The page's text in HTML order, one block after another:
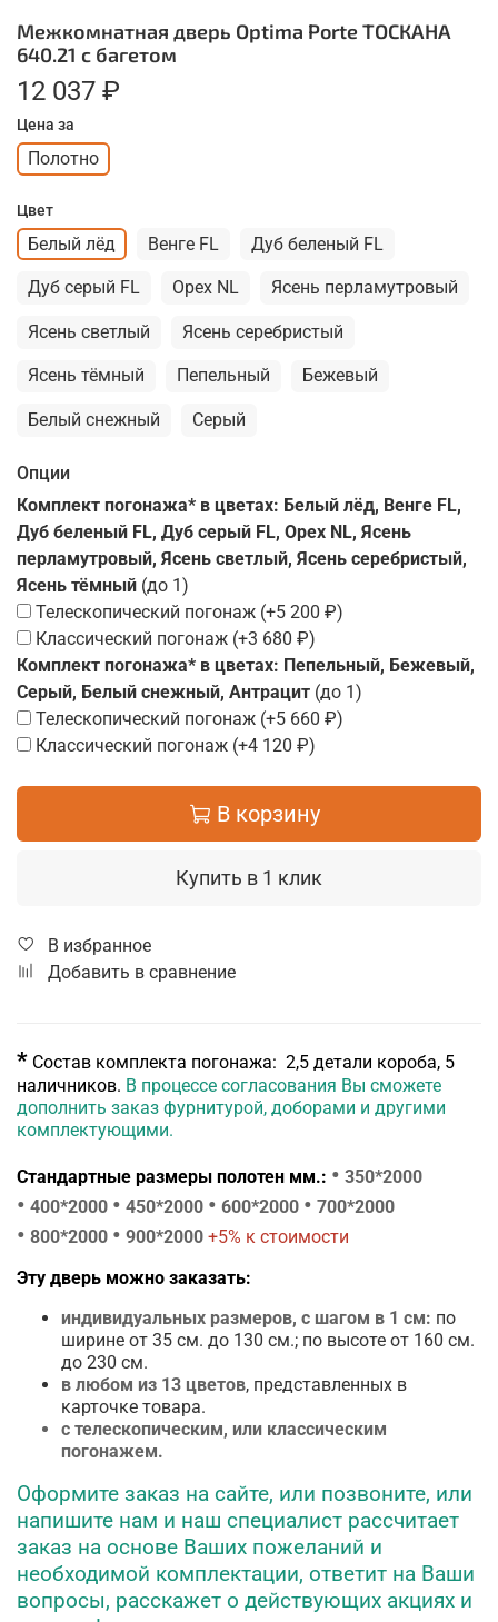
Межкомнатная дверь Optima Porte ТОСКАНА
640.21 с багетом
12 037 ₽
Цена за
Полотно
Цвет
Белый лёд Венге FL Дуб беленый FL
Дуб серый FL Орех NL Ясень перламутровый
Ясень светлый Ясень серебристый
Ясень тёмный Пепельный Бежевый
Белый снежный Серый
Опции
Комплект погонажа* в цветах: Белый лёд, Венге FL,
Дуб беленый FL, Дуб серый FL, Орех NL, Ясень
перламутровый, Ясень светлый, Ясень серебристый,
Ясень тёмный (до 1)
Телескопический погонаж (+5 200 ₽)
Классический погонаж (+3 680 ₽)
Комплект погонажа* в цветах: Пепельный, Бежевый,
Серый, Белый снежный, Антрацит (до 1)
Телескопический погонаж (+5 660 ₽)
Классический погонаж (+4 120 ₽)
В корзину
Купить в 1 клик
В избранное
Добавить в сравнение
* Состав комплекта погонажа: 2,5 детали короба, 5
наличников. В процессе согласования Вы сможете
дополнить заказ фурнитурой, доборами и другими
комплектующими.
Стандартные размеры полотен мм.: • 350*2000
• 400*2000 • 450*2000 • 600*2000 • 700*2000
• 800*2000 • 900*2000 +5% к стоимости
Эту дверь можно заказать:
индивидуальных размеров, с шагом в 1 см: по
ширине от 35 см. до 130 см.; по высоте от 160 см.
до 230 см.
в любом из 13 цветов, представленных в
карточке товара.
с телескопическим, или классическим
погонажем.
Оформите заказ на сайте, или позвоните, или
напишите нам и наш специалист рассчитает
заказ на основе Ваших пожеланий и
необходимой комплектации, ответит на Ваши
вопросы, расскажет о действующих акциях и